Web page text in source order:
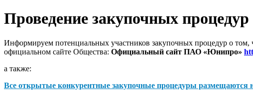
Проведение закупочных процедур
Информируем потенциальных участников закупочных процедур о
официальном сайте Общества: Официальный сайт ПАО «Юнипро»
а также:
Все открытые конкурентные закупочные процедуры размещаются